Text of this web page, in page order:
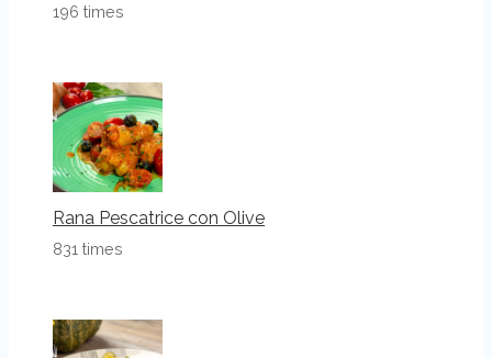
196 times
Rana Pescatrice con Olive
831 times